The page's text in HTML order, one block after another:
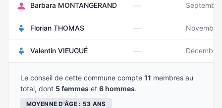
Barbara MONTANGERAND —
Florian THOMAS — Novembre
Valentin VIEUGUÉ — Décembre
Le conseil de cette commune compte 11 membres au
total, dont 5 femmes et 6 hommes.
MOYENNE D'ÂGE : 53 ANS